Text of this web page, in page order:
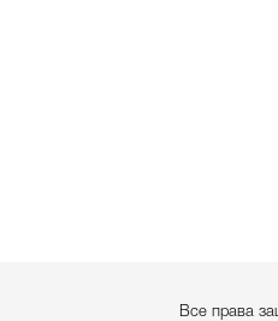
Все права